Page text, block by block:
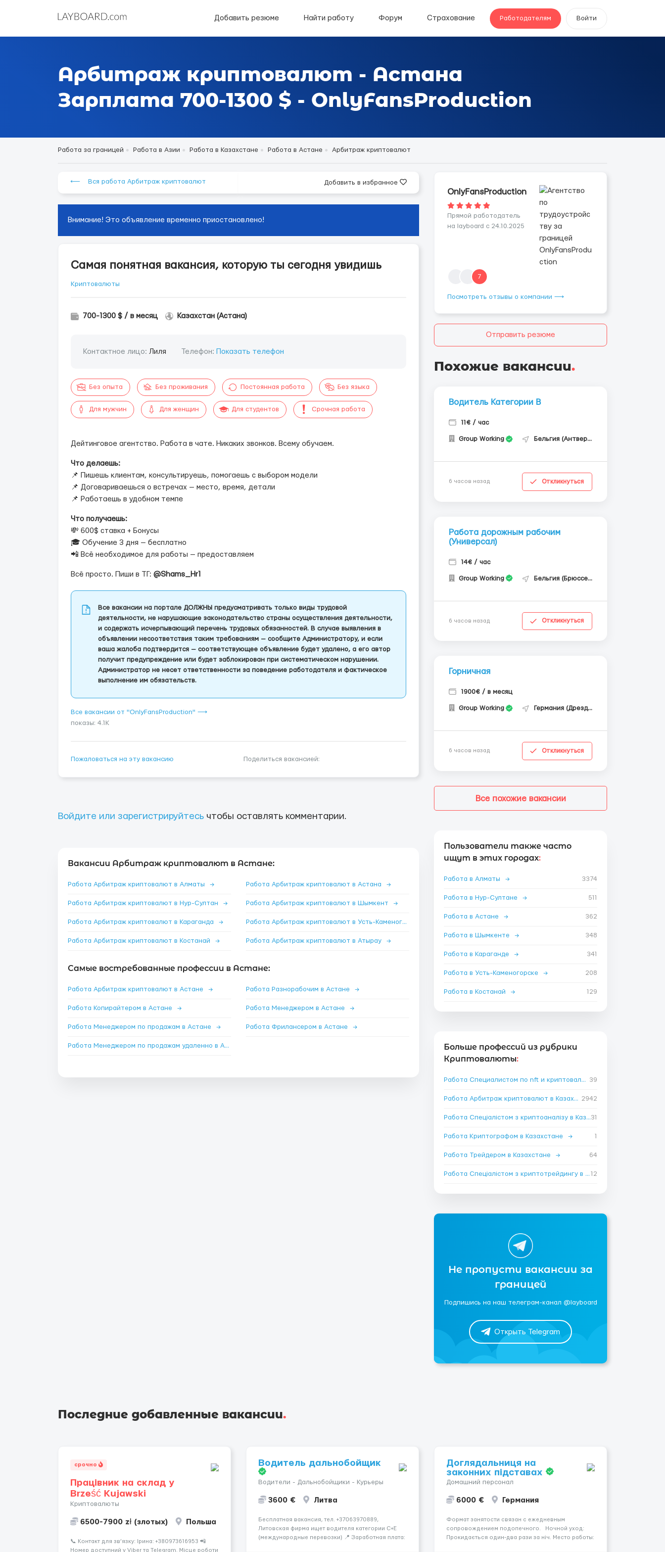
Добавить резюме Найти работу Форум Страхование Работодателям Войти
Арбитраж криптовалют - Астана
Зарплата 700-1300 $ - OnlyFansProduction
Работа за границей Работа в Азии Работа в Казахстане Работа в Астане Арбитраж криптовалют
⟵ Вся работа Арбитраж криптовалют Добавить в избранное
Внимание! Это объявление временно приостановлено!
Самая понятная вакансия, которую ты сегодня увидишь
Криптовалюты
700-1300 $ / в месяц Казахстан (Астана)
Контактное лицо: Лиля Телефон: Показать телефон
Без опыта Без проживания Постоянная работа Без языка
Для мужчин Для женщин Для студентов Срочная работа
Дейтинговое агентство. Работа в чате. Никаких звонков. Всему обучаем.
Что делаешь:
📌 Пишешь клиентам, консультируешь, помогаешь с выбором модели
📌 Договариваешься о встречах — место, время, детали
📌 Работаешь в удобном темпе
Что получаешь:
💸 600$ ставка + Бонусы
🎓 Обучение 3 дня — бесплатно
📲 Всё необходимое для работы — предоставляем
Всё просто. Пиши в ТГ: @Shams_Hr1
Все вакансии на портале ДОЛЖНЫ предусматривать только виды трудовой
деятельности, не нарушающие законодательство страны осуществления деятельности,
и содержать исчерпывающий перечень трудовых обязанностей. В случае выявления в
объявлении несоответствия таким требованиям — сообщите Администратору, и если
ваша жалоба подтвердится — соответствующее объявление будет удалено, а его автор
получит предупреждение или будет заблокирован при систематическом нарушении.
Администратор не несет ответственности за поведение работодателя и фактическое
выполнение им обязательств.
Все вакансии от "OnlyFansProduction" ⟶
показы: 4.1K
Пожаловаться на эту вакансию Поделиться вакансией:
Войдите или зарегистрируйтесь чтобы оставлять комментарии.
Вакансии Арбитраж криптовалют в Астане:
Работа Арбитраж криптовалют в Алматы → Работа Арбитраж криптовалют в Астана →
Работа Арбитраж криптовалют в Нур-Султан → Работа Арбитраж криптовалют в Шымкент →
Работа Арбитраж криптовалют в Караганда → Работа Арбитраж криптовалют в Усть-Каменогорск
Работа Арбитраж криптовалют в Костанай → Работа Арбитраж криптовалют в Атырау →
Самые востребованные профессии в Астане:
Работа Арбитраж криптовалют в Астане → Работа Разнорабочим в Астане →
Работа Копирайтером в Астане → Работа Менеджером в Астане →
Работа Менеджером по продажам в Астане → Работа Фрилансером в Астане →
Работа Менеджером по продажам удаленно в Астане
OnlyFansProduction
Прямой работодатель
на layboard с 24.10.2025
7
Посмотреть отзывы о компании ⟶
Отправить резюме
Похожие вакансии.
Водитель Категории В
11€ / час
Group Working Бельгия (Антверпен)
6 часов назад Откликнуться
Работа дорожным рабочим
(Универсал)
14€ / час
Group Working Бельгия (Брюссель)
6 часов назад Откликнуться
Горничная
1900€ / в месяц
Group Working Германия (Дрезден)
6 часов назад Откликнуться
Все похожие вакансии
Пользователи также часто
ищут в этих городах:
Работа в Алматы → 3374
Работа в Нур-Султане → 511
Работа в Астане → 362
Работа в Шымкенте → 348
Работа в Караганде → 341
Работа в Усть-Каменогорске → 208
Работа в Костанай → 129
Больше профессий из рубрики
Криптовалюты:
Работа Специалистом по nft и криптовалюте в Казахстане 39
Работа Арбитраж криптовалют в Казахстане 2942
Работа Спеціалістом з криптоаналізу в Казахстане31
Работа Криптографом в Казахстане → 1
Работа Трейдером в Казахстане → 64
Работа Спеціалістом з криптотрейдингу в Казахстане 12
Не пропусти вакансии за
границей
Подпишись на наш телеграм-канал @layboard
Открыть Telegram
Последние добавленные вакансии.
срочно
Працівник на склад у
Brześć Kujawski
Криптовалюты
6500-7900 zł (злотых) Польша
📞 Контакт для зв’язку: Ірина: +380973616953 📲
Номер доступний у Viber та Telegram. Місце роботи
Водитель дальнобойщик
Водители - Дальнобойщики - Курьеры
3600 € Литва
Бесплатная вакансия, тел. +37063970889,
Литовская фирма ищет водителя категории C+E
(международные перевозки) 📍 Заработная плата:
Доглядальниця на
законних підставах
Домашний персонал
6000 € Германия
Формат занятости связан с ежедневным
сопровождением подопечного. Ночной уход:
Прокидається один-два рази за ніч. Место работы: